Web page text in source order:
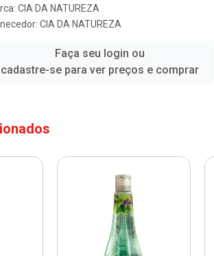
CIA DA NATUREZA
CIA DA NATUREZA
Faça seu login ou
cadastre-se para ver preços e comprar